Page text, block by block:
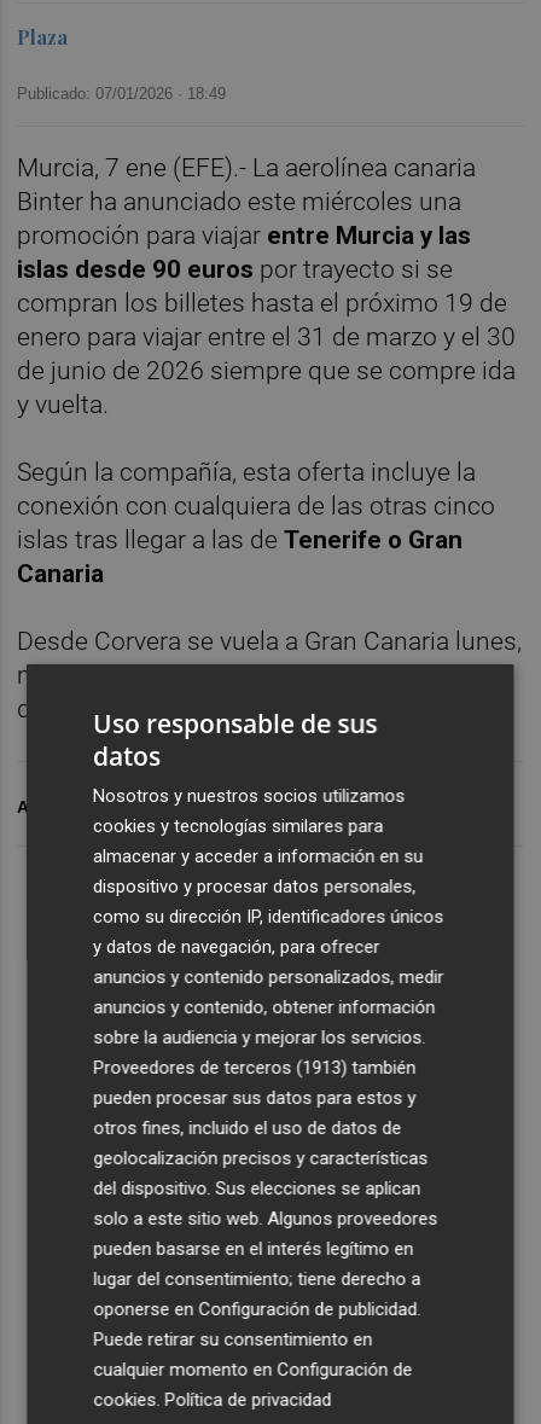
Plaza
Publicado: 07/01/2026 · 18:49
Murcia, 7 ene (EFE).- La aerolínea canaria
Binter ha anunciado este miércoles una
promoción para viajar entre Murcia y las
islas desde 90 euros por trayecto si se
compran los billetes hasta el próximo 19 de
enero para viajar entre el 31 de marzo y el 30
de junio de 2026 siempre que se compre ida
y vuelta.
Según la compañía, esta oferta incluye la
conexión con cualquiera de las otras cinco
islas tras llegar a las deTenerife o Gran
Canaria
Desde Corvera se vuela a Gran Canaria lunes,
miércoles y viernes y a Tenerife, jueves y
domingos.
ARCHIVADO EN AEROPUERTO DE CORVERA
Uso responsable de sus
datos
Nosotros y nuestros socios utilizamos
cookies y tecnologías similares para
almacenar y acceder a información en su
dispositivo y procesar datos personales,
como su dirección IP, identificadores únicos
y datos de navegación, para ofrecer
anuncios y contenido personalizados, medir
anuncios y contenido, obtener información
sobre la audiencia y mejorar los servicios.
Proveedores de terceros (1913) también
pueden procesar sus datos para estos y
otros fines, incluido el uso de datos de
geolocalización precisos y características
del dispositivo. Sus elecciones se aplican
solo a este sitio web. Algunos proveedores
pueden basarse en el interés legítimo en
lugar del consentimiento; tiene derecho a
oponerse enConfiguración de publicidad
Puede retirar su consentimiento en
cualquier momento enConfiguración de
cookies .Política de privacidad